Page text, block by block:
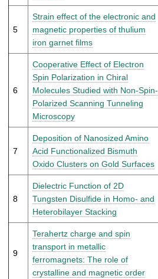
5
Strain effect of the electronic and
magnetic properties of thulium
iron garnet films
6
Cooperative Effect of Electron
Spin Polarization in Chiral
Molecules Studied with Non-Spin-
Polarized Scanning Tunneling
Microscopy
7
Deposition of Nanosized Amino
Acid Functionalized Bismuth
Oxido Clusters on Gold Surfaces
8
Dielectric Function of 2D
Tungsten Disulfide in Homo- and
Heterobilayer Stacking
9
Terahertz charge and spin
transport in metallic
ferromagnets: The role of
crystalline and magnetic order